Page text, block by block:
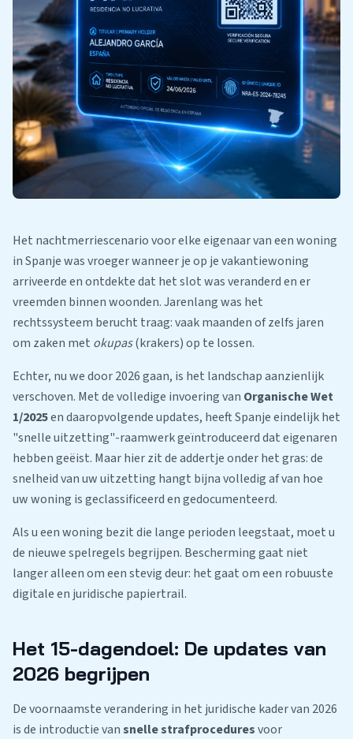
Het nachtmerriescenario voor elke eigenaar van een woning
in Spanje was vroeger wanneer je op je vakantiewoning
arriveerde en ontdekte dat het slot was veranderd en er
vreemden binnen woonden. Jarenlang was het
rechtssysteem berucht traag: vaak maanden of zelfs jaren
om zaken met okupas(krakers) op te lossen.
Echter, nu we door 2026 gaan, is het landschap aanzienlijk
verschoven. Met de volledige invoering van Organische Wet
1/2025en daaropvolgende updates, heeft Spanje eindelijk het
"snelle uitzetting"-raamwerk geïntroduceerd dat eigenaren
hebben geëist. Maar hier zit de addertje onder het gras: de
snelheid van uw uitzetting hangt bijna volledig af van hoe
uw woning is geclassificeerd en gedocumenteerd.
Als u een woning bezit die lange perioden leegstaat, moet u
de nieuwe spelregels begrijpen. Bescherming gaat niet
langer alleen om een stevig deur: het gaat om een robuuste
digitale en juridische papiertrail.
Het 15-dagendoel: De updates van
2026 begrijpen
De voornaamste verandering in het juridische kader van 2026
is de introductie vansnelle strafproceduresvoor